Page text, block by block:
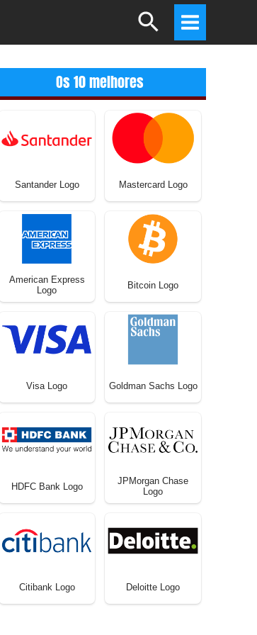
Search
Main
Menu
Os 10 melhores
Santander Logo Mastercard Logo
American Express
Logo
Bitcoin Logo
Visa Logo Goldman Sachs Logo
HDFC Bank Logo
JPMorgan Chase
Logo
Citibank Logo Deloitte Logo